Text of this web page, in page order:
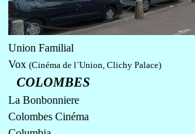
Union Familial
Vox (Cinéma de l´Union, Clichy Palace)
COLOMBES
La Bonbonniere
Colombes Cinéma